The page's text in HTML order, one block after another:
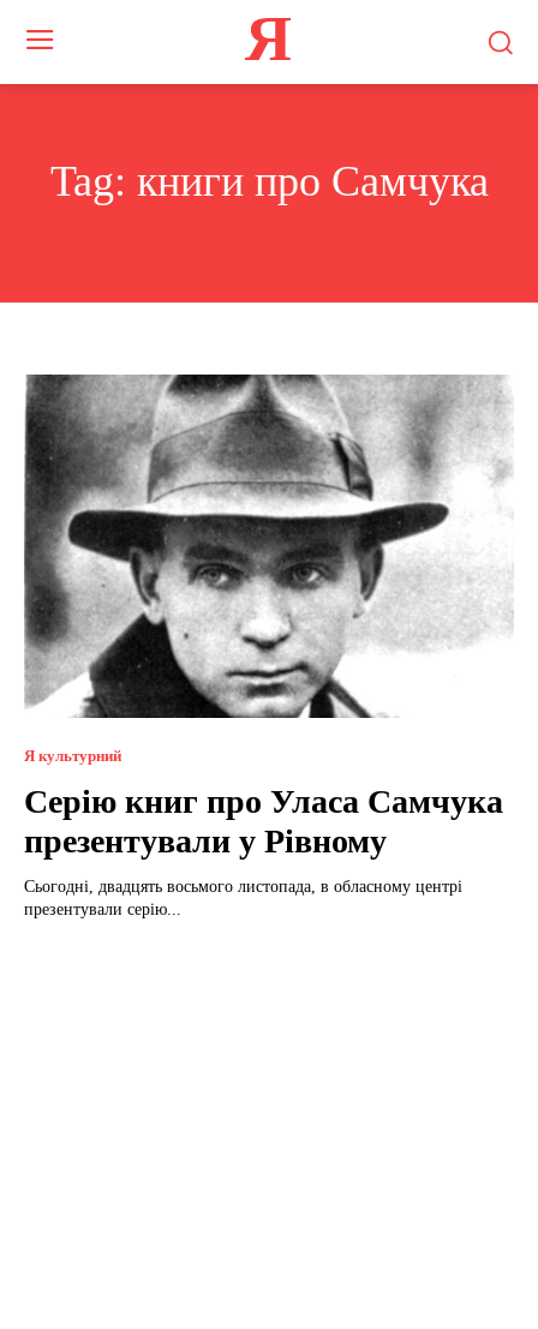
Я
Tag: книги про Самчука
Я культурний
Серію книг про Уласа Самчука
презентували у Рівному
Сьогодні, двадцять восьмого листопада, в обласному центрі
презентували серію...